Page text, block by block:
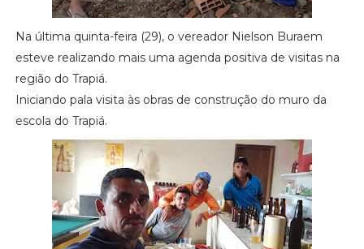
Na última quinta-feira (29), o vereador Nielson Buraem
esteve realizando mais uma agenda positiva de visitas na
região do Trapiá.
Iniciando pala visita às obras de construção do muro da
escola do Trapiá.